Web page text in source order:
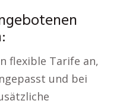
flexible Tarife an,
und bei